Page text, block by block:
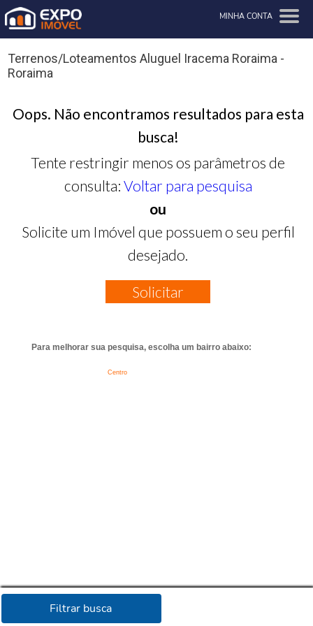
MINHA CONTA
Filtrar busca
Terrenos/Loteamentos Aluguel Iracema Roraima -
Roraima
Oops. Não encontramos resultados para esta
busca!
Tente restringir menos os parâmetros de
consulta: Voltar para pesquisa
ou
Solicite um Imóvel que possuem o seu perfil
desejado.
Solicitar
Para melhorar sua pesquisa, escolha um bairro abaixo:
Centro